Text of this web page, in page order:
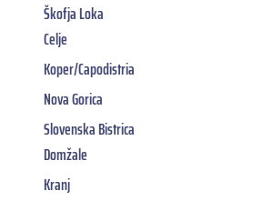
Škofja Loka
Celje
Koper/Capodistria
Nova Gorica
Slovenska Bistrica
Domžale
Kranj